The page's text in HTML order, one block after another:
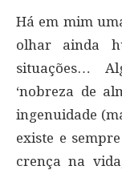
Há em mim
olhar ainda
situações…
‘nobreza de
ingenuidade
existe e
crença na